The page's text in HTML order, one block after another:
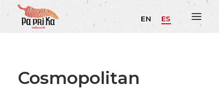
EN ES
Cosmopolitan